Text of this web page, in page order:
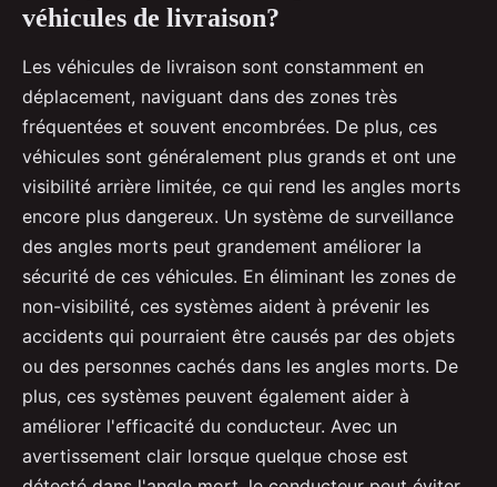
véhicules de livraison?
Les véhicules de livraison sont constamment en
déplacement, naviguant dans des zones très
fréquentées et souvent encombrées. De plus, ces
véhicules sont généralement plus grands et ont une
visibilité arrière limitée, ce qui rend les angles morts
encore plus dangereux. Un système de surveillance
des angles morts peut grandement améliorer la
sécurité de ces véhicules. En éliminant les zones de
non-visibilité, ces systèmes aident à prévenir les
accidents qui pourraient être causés par des objets
ou des personnes cachés dans les angles morts. De
plus, ces systèmes peuvent également aider à
améliorer l'efficacité du conducteur. Avec un
avertissement clair lorsque quelque chose est